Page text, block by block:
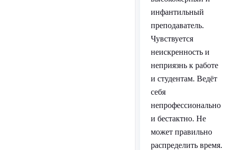
инфантильный
преподаватель.
Чувствуется
неискренность и
неприязнь к работе
и студентам. Ведёт
себя
непрофессионально
и бестактно. Не
может правильно
распределить время.